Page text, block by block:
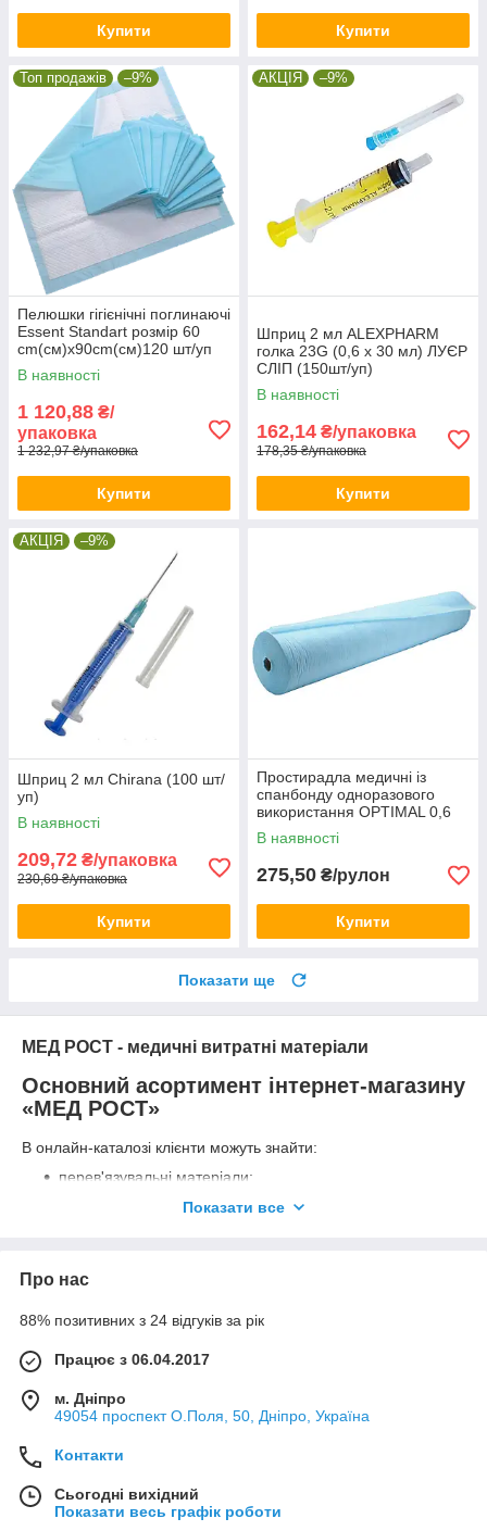
Купити Купити
Топ продажів –9%
Пелюшки гігієнічні поглинаючі
Essent Standart розмір 60
cm(см)х90cm(см)120 шт/уп
В наявності
1 120,88 ₴/
упаковка
1 232,97 ₴/упаковка
Купити
АКЦІЯ –9%
Шприц 2 мл ALEXPHARM
голка 23G (0,6 х 30 мл) ЛУЄР
СЛІП (150шт/уп)
В наявності
162,14 ₴/упаковка
178,35 ₴/упаковка
Купити
АКЦІЯ –9%
Шприц 2 мл Chirana (100 шт/
уп)
В наявності
209,72 ₴/упаковка
230,69 ₴/упаковка
Купити
Простирадла медичні із
спанбонду одноразового
використання OPTIMAL 0,6
(100м), Блакитний
В наявності
275,50 ₴/рулон
Купити
Показати ще
МЕД РОСТ - медичні витратні матеріали
Основний асортимент інтернет-магазину
«МЕД РОСТ»
В онлайн-каталозі клієнти можуть знайти:
перев'язувальні матеріали;
приладдя для забору та транспортування
простирадла з спанбонду в рулонах і покриття
бахіли, шприци, рукавички;
обладнання для функціональної діагностики;
пакети стерилізаційні та ін.
Показати все
Про нас
88% позитивних з 24 відгуків за рік
Працює з 06.04.2017
м. Дніпро
49054 проспект О.Поля, 50, Дніпро, Україна
Контакти
Сьогодні вихідний
Показати весь графік роботи